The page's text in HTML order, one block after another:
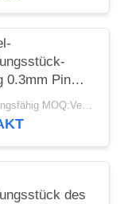
0.3mm Pin
aufVerhandlungsfähig MOQ:Verhandelbar
des